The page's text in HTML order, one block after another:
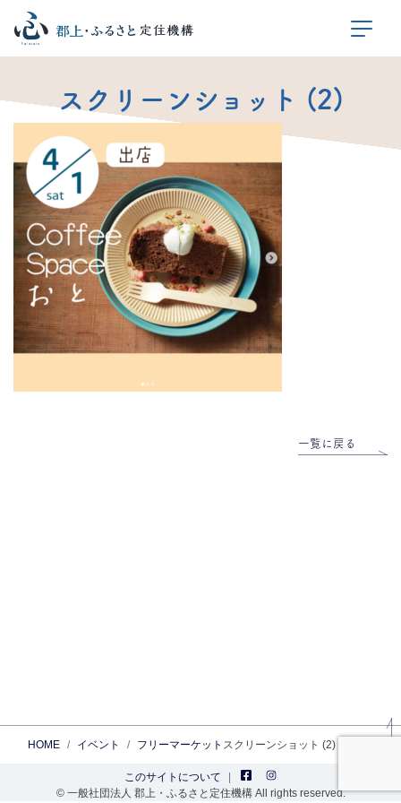
スクリーンショット (2)
一覧に戻る
HOME イベント フリーマーケット スクリーンショット (2)
このサイトについて
© 一般社団法人 郡上・ふるさと定住機構 All rights reserved.